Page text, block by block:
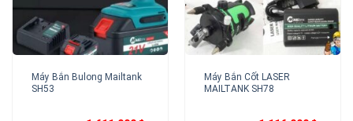
Máy Bắn Bulong Mailtank
SH53
Máy Bắn Cốt LASER
MAILTANK SH78